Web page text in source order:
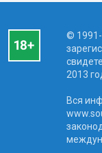
© 1991-
2013
Вся